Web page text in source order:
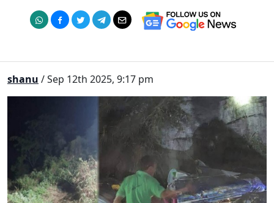
shanu / Sep 12th 2025, 9:17 pm